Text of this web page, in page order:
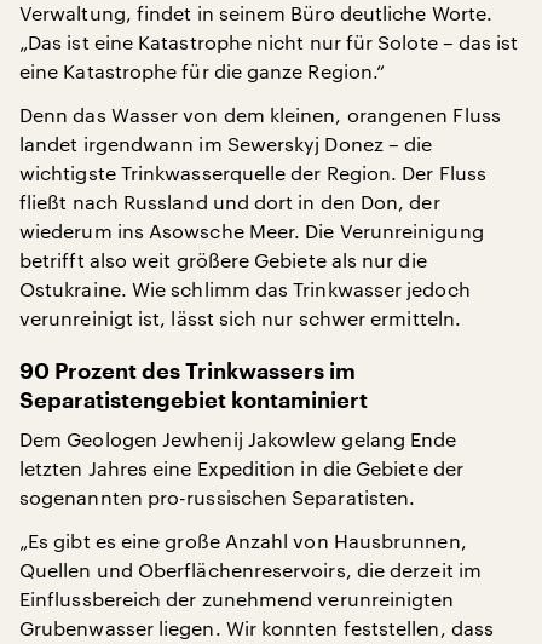
Verwaltung, findet in seinem Büro deutliche Worte.
„Das ist eine Katastrophe nicht nur für Solote – das ist
eine Katastrophe für die ganze Region.“
Denn das Wasser von dem kleinen, orangenen Fluss
landet irgendwann im Sewerskyj Donez – die
wichtigste Trinkwasserquelle der Region. Der Fluss
fließt nach Russland und dort in den Don, der
wiederum ins Asowsche Meer. Die Verunreinigung
betrifft also weit größere Gebiete als nur die
Ostukraine. Wie schlimm das Trinkwasser jedoch
verunreinigt ist, lässt sich nur schwer ermitteln.
90 Prozent des Trinkwassers im
Separatistengebiet kontaminiert
Dem Geologen Jewhenij Jakowlew gelang Ende
letzten Jahres eine Expedition in die Gebiete der
sogenannten pro-russischen Separatisten.
„Es gibt es eine große Anzahl von Hausbrunnen,
Quellen und Oberflächenreservoirs, die derzeit im
Einflussbereich der zunehmend verunreinigten
Grubenwasser liegen. Wir konnten feststellen, dass